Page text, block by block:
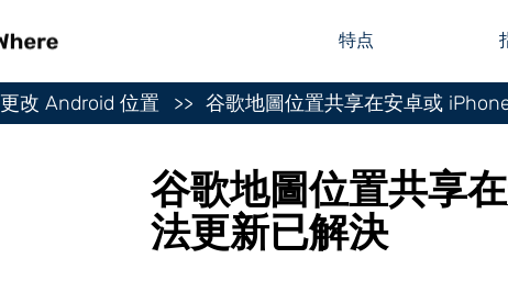
特点
更改 Android 位置 谷歌地圖位置共享在安卓或
谷歌地圖位置共享
法更新已解決